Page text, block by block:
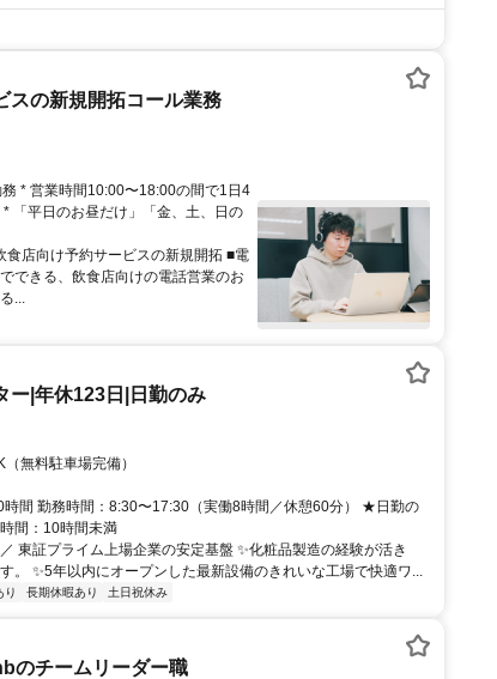
スの新規開拓コール業務
* 営業時間10:00〜18:00の間で1日4
「平日のお昼だけ」「金、土、日の
店向け予約サービスの新規開拓 ■電
できる、飲食店向けの電話営業のお
...
ー|年休123日|日勤のみ
無料駐車場完備）
間 勤務時間：8:30〜17:30（実働8時間／休憩60分） ★日勤の
間：10時間未満
東証プライム上場企業の安定基盤 ✨化粧品製造の経験が活き
。 ✨5年以内にオープンした最新設備のきれいな工場で快適ワ...
り 長期休暇あり 土日祝休み
のチームリーダー職